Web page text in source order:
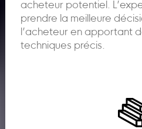
acheteur potentiel.
prendre la meilleure
l’acheteur en apportant
techniques précis.